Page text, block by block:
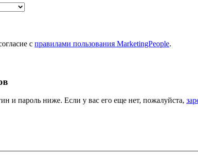
с правилами пользования MarketingPeople.
и пароль ниже. Если у вас его еще нет, пожалуйста,